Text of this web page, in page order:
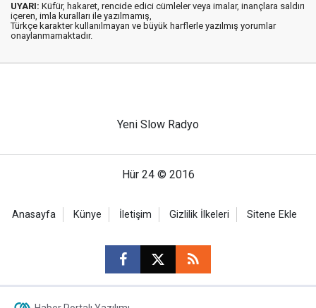
UYARI: Küfür, hakaret, rencide edici cümleler veya imalar, inançlara saldırı
içeren, imla kuralları ile yazılmamış,
Türkçe karakter kullanılmayan ve büyük harflerle yazılmış yorumlar
onaylanmamaktadır.
Yeni Slow Radyo
Hür 24 © 2016
Anasayfa Künye İletişim Gizlilik İlkeleri Sitene Ekle